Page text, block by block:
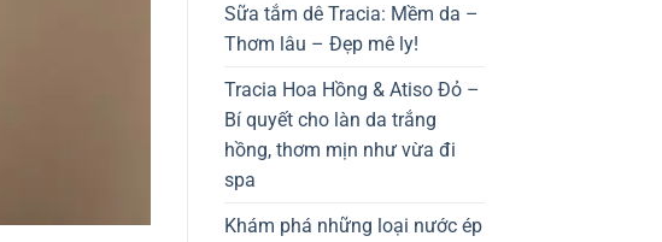
Sữa tắm dê Tracia: Mềm da –
Thơm lâu – Đẹp mê ly!
Tracia Hoa Hồng & Atiso Đỏ –
Bí quyết cho làn da trắng
hồng, thơm mịn như vừa đi
spa
Khám phá những loại nước ép